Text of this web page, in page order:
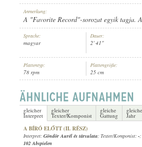
PLATTENAUFNAHME:
Anmerkung:
A "Favorite Record"-sorozat egyik tagja.
Sprache:
magyar
Dauer:
2' 41"
Plattentyp:
78 rpm
Plattengröße:
25 cm
gleicher
Interpret
gleicher
Texter/Komponist
gleiche
Gattung Jahr
A BÍRÓ ELŐTT (II. RÉSZ)
Interpret: Göndör Aurél és társulata; Texter/Komponist: -;
102 Abspielen